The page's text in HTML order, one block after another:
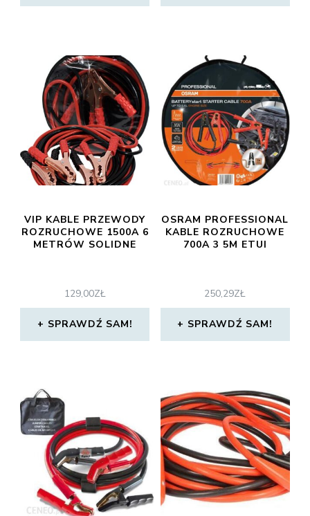
VIP KABLE PRZEWODY
ROZRUCHOWE 1500A 6
METRÓW SOLIDNE
129,00ZŁ
SPRAWDŹ SAM!
OSRAM PROFESSIONAL
KABLE ROZRUCHOWE
700A 3 5M ETUI
250,29ZŁ
SPRAWDŹ SAM!